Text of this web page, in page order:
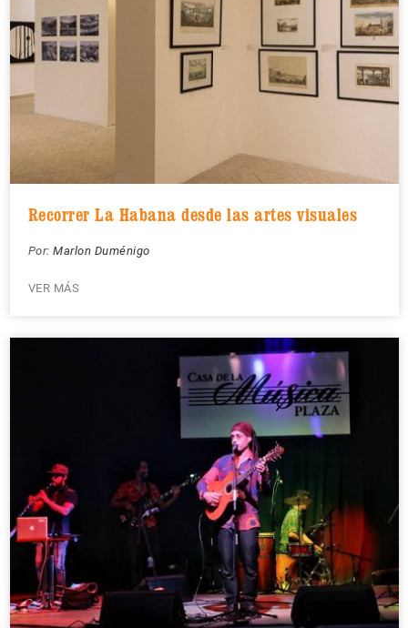
Recorrer La Habana desde las artes visuales
Por: Marlon Duménigo
VER MÁS